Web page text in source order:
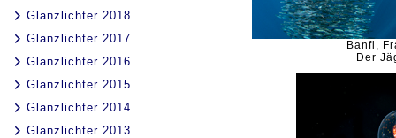
Glanzlichter 2018
Glanzlichter 2017
Glanzlichter 2016
Glanzlichter 2015
Glanzlichter 2014
Glanzlichter 2013
Banfi,
Der